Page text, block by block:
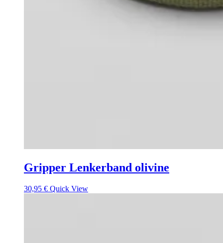
Gripper Lenkerband olivine
30,95 € Quick View